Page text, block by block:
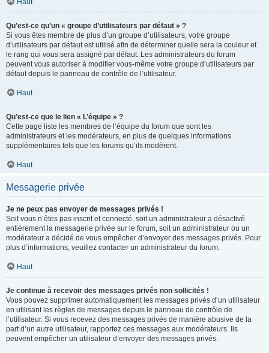
Haut
Qu’est-ce qu’un « groupe d’utilisateurs par défaut » ?
Si vous êtes membre de plus d’un groupe d’utilisateurs, votre groupe
d’utilisateurs par défaut est utilisé afin de déterminer quelle sera la couleur et
le rang qui vous sera assigné par défaut. Les administrateurs du forum
peuvent vous autoriser à modifier vous-même votre groupe d’utilisateurs par
défaut depuis le panneau de contrôle de l’utilisateur.
Haut
Qu’est-ce que le lien « L’équipe » ?
Cette page liste les membres de l’équipe du forum que sont les
administrateurs et les modérateurs, en plus de quelques informations
supplémentaires tels que les forums qu’ils modèrent.
Haut
Messagerie privée
Je ne peux pas envoyer de messages privés !
Soit vous n’êtes pas inscrit et connecté, soit un administrateur a désactivé
entièrement la messagerie privée sur le forum, soit un administrateur ou un
modérateur a décidé de vous empêcher d’envoyer des messages privés. Pour
plus d’informations, veuillez contacter un administrateur du forum.
Haut
Je continue à recevoir des messages privés non sollicités !
Vous pouvez supprimer automatiquement les messages privés d’un utilisateur
en utilisant les règles de messages depuis le panneau de contrôle de
l’utilisateur. Si vous recevez des messages privés de manière abusive de la
part d’un autre utilisateur, rapportez ces messages aux modérateurs. Ils
peuvent empêcher un utilisateur d’envoyer des messages privés.